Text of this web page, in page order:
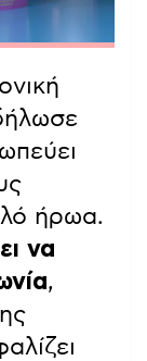
ήρωα.
να
,